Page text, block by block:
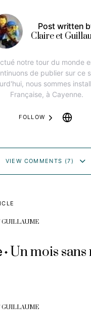
Post written
Claire et
notre tour du monde
de publier sur ce
nous sommes
Française, à Cayenne.
FOLLOW
VIEW COMMENTS (7)
GUILLAUME
Un mois sans
GUILLAUME